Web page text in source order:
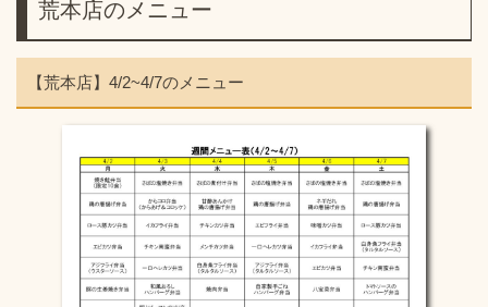
荒本店のメニュー
【荒本店】4/2~4/7のメニュー